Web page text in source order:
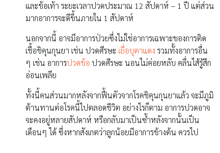
และข้อเท้า ระยะเวลาปวดประมาณ 12 สัปดาห์ – 1 ปี แต่ส่วน
มากอาการจะดีขึ้นภายใน 1 สัปดาห์
นอกจากนี้ อาจมีอาการป่วยซึ่งไม่ใช่อาการเฉพาะของการติด
เชื้อชิคุนกุนยา เช่น ปวดศีรษะ เยื่อบุตาแดง รวมทั้งอาการอื่น
ๆ เช่น อาการปวดข้อ ปวดศีรษะ นอนไม่ค่อยหลับ คลื่นไส้รู้สึก
อ่อนเพลีย
ทั้งนี้คนส่วนมากหลังจากฟื้นตัวจากโรคชิคุนกุนยาแล้ว จะมีภูมิ
ต้านทานต่อโรคนี้ไปตลอดชีวิต อย่างไรก็ตาม อาการปวดอาจ
จะคงอยู่หลายสัปดาห์ หรือกลับมาเป็นซ้ำหลังจากนั้นเป็น
เดือนๆ ได้ ซึ่งหากสังเกตว่าลูกน้อยมีอาการข้างต้น ควรไป